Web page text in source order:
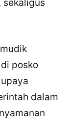
posko
dalam